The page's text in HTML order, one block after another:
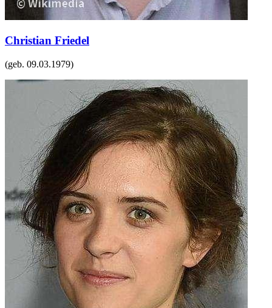
Christian Friedel
(geb. 09.03.1979)